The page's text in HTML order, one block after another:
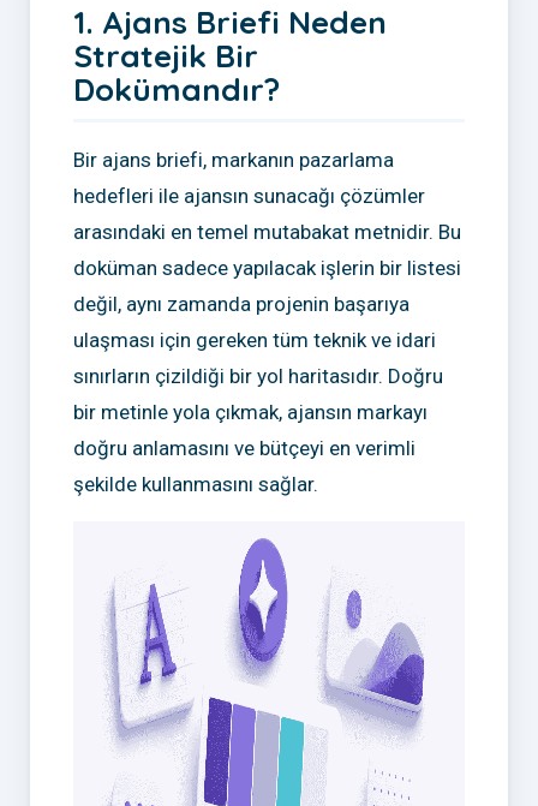
1. Ajans Briefi Neden
Stratejik Bir
Dokümandır?
Bir ajans briefi, markanın pazarlama
hedefleri ile ajansın sunacağı çözümler
arasındaki en temel mutabakat metnidir. Bu
doküman sadece yapılacak işlerin bir listesi
değil, aynı zamanda projenin başarıya
ulaşması için gereken tüm teknik ve idari
sınırların çizildiği bir yol haritasıdır. Doğru
bir metinle yola çıkmak, ajansın markayı
doğru anlamasını ve bütçeyi en verimli
şekilde kullanmasını sağlar.